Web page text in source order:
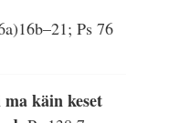
Ps 76
käin keset